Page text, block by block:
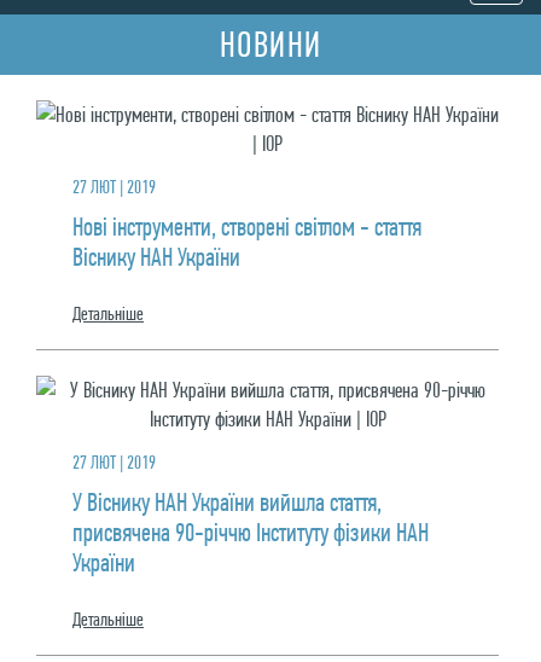
НОВИНИ
27 ЛЮТ | 2019
Нові інструменти, створені світлом - стаття
Віснику НАН України
Детальнiше
27 ЛЮТ | 2019
У Віснику НАН України вийшла стаття,
присвячена 90-річчю Інституту фізики НАН
України
Детальнiше